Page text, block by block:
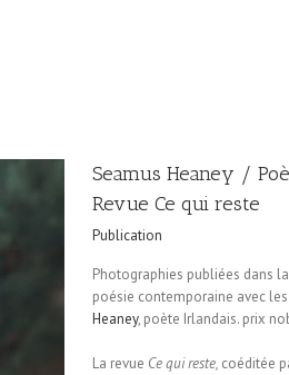
Seamus Heaney /
Revue Ce qui reste
Publication
Photographies publiées dans la
poésie contemporaine avec les
Heaney, poète Irlandais. prix
La revue Ce qui reste, coéditée